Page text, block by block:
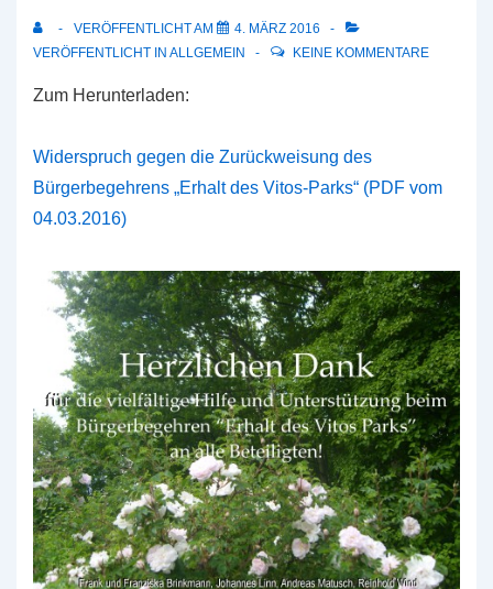
VERÖFFENTLICHT AM
4. MÄRZ 2016
VERÖFFENTLICHT IN ALLGEMEIN KEINE KOMMENTARE
Zum Herunterladen:
Widerspruch gegen die Zurückweisung des
Bürgerbegehrens „Erhalt des Vitos-Parks“ (PDF vom
04.03.2016)